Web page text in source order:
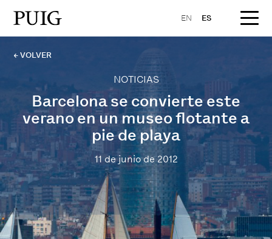
EN ES
← VOLVER
NOTICIAS
Barcelona se convierte este
verano en un museo flotante a
pie de playa
11 de junio de 2012